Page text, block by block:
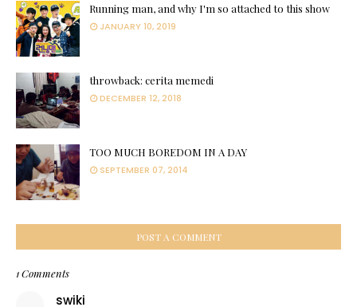
Running man, and why I'm so attached to this show
JANUARY 10, 2019
throwback: cerita memedi
DECEMBER 12, 2018
TOO MUCH BOREDOM IN A DAY
SEPTEMBER 07, 2014
POST A COMMENT
1 Comments
swiki